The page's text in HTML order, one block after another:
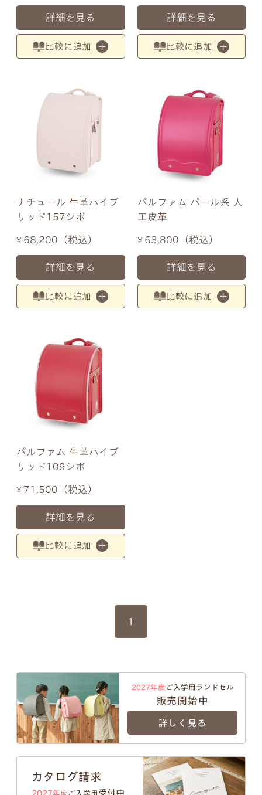
詳細を見る
比較に追加
詳細を見る
比較に追加
ナチュール 牛革ハイブ
リッド157シボ
¥ 68,200 税込
詳細を見る
比較に追加
パルファム パール系 人
工皮革
¥ 63,800 税込
詳細を見る
比較に追加
パルファム 牛革ハイブ
リッド109シボ
¥ 71,500 税込
詳細を見る
比較に追加
1
2027年度 ご入学用ランドセル
販売開始中
詳しく見る
カタログ請求
受付中